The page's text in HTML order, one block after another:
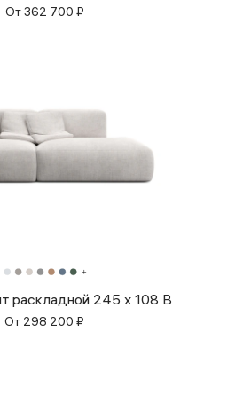
От362 700 ₽
раскладной 245 x 108 B
От 298 200 ₽